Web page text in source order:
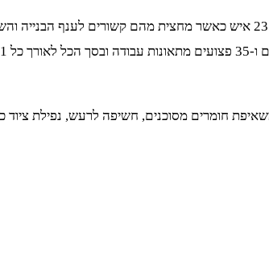
מנהל הבטיחות של המדינה מפרסם מדי שנה דו"ח על מספר נפגעי העבודה. במחצית הראשונה של שנת 2021 נהרגו בתאונות עבודה 23 איש כאשר
חומרים מסוכנים, חשיפה לרעש, נפילת ציוד